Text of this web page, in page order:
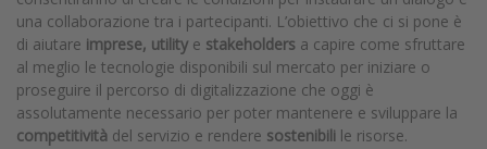
una collaborazione tra i partecipanti. L’obiettivo che ci si pone è
di aiutare imprese, utility e stakeholders a capire come sfruttare
al meglio le tecnologie disponibili sul mercato per iniziare o
proseguire il percorso di digitalizzazione che oggi è
assolutamente necessario per poter mantenere e sviluppare la
competitività del servizio e rendere sostenibili le risorse.